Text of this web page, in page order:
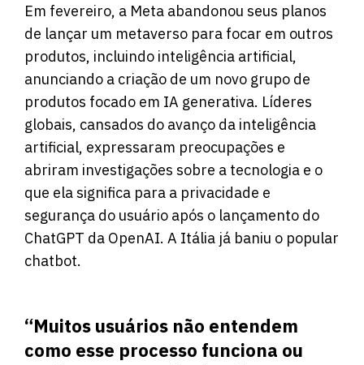
Em fevereiro, a Meta abandonou seus planos
de lançar um metaverso para focar em outros
produtos, incluindo inteligência artificial,
anunciando a criação de um novo grupo de
produtos focado em IA generativa. Líderes
globais, cansados ​​do avanço da inteligência
artificial, expressaram preocupações e
abriram investigações sobre a tecnologia e o
que ela significa para a privacidade e
segurança do usuário após o lançamento do
ChatGPT da OpenAI. A Itália já baniu o popular
chatbot.
“Muitos usuários não entendem
como esse processo funciona ou